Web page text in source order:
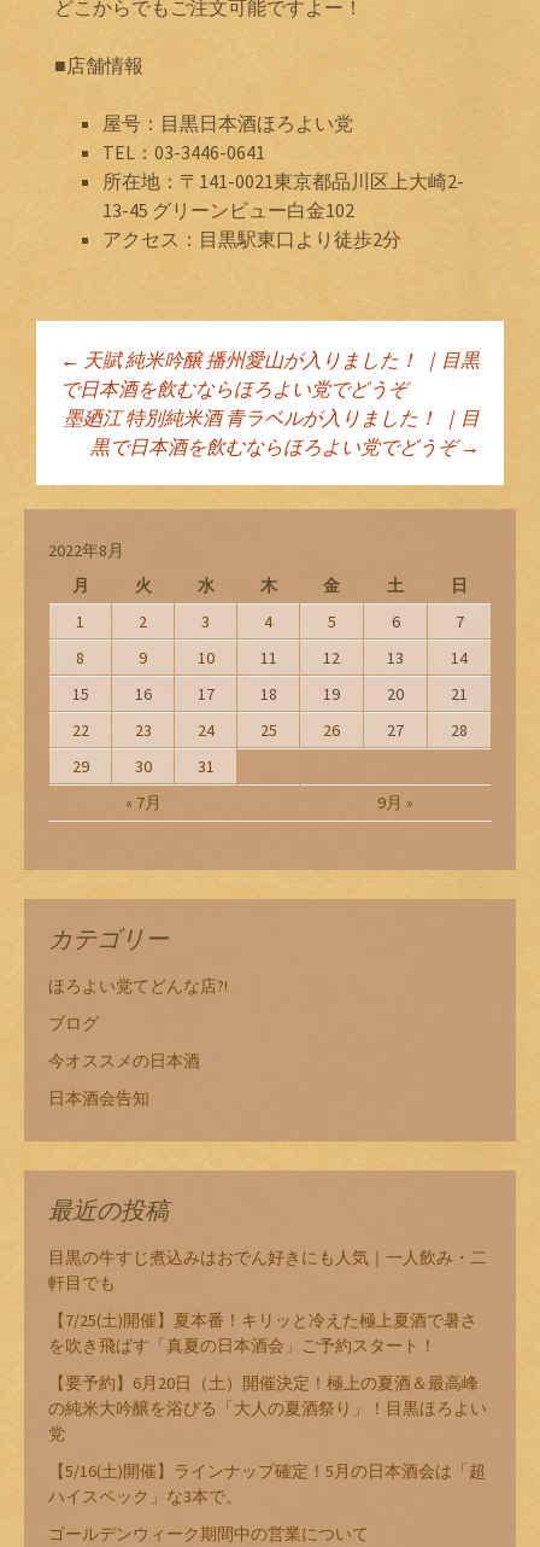
どこからでもご注文可能ですよー！
■店舗情報
屋号：目黒日本酒ほろよい党
TEL：03-3446-0641
所在地：〒141-0021東京都品川区上大崎2-
13-45 グリーンビュー白金102
アクセス：目黒駅東口より徒歩2分
投稿ナビゲーショ
ン
← 天賦 純米吟醸 播州愛山が入りました！ ｜目黒
で日本酒を飲むならほろよい党でどうぞ
墨廼江 特別純米酒 青ラベルが入りました！ ｜目
黒で日本酒を飲むならほろよい党でどうぞ→
2022年8月
月
火 水 木 金 土 日
« 7月 9月 »
1 2 3 4 5 6
7
8
9 10 11 12 13
14
15
16 17 18 19 20
21
22
23 24 25 26 27
28
29
30 31
カテゴリー
ほろよい党てどんな店?!
ブログ
今オススメの日本酒
日本酒会告知
最近の投稿
目黒の牛すじ煮込みはおでん好きにも人気｜一人飲み・二
軒目でも
【7/25(土)開催】夏本番！キリッと冷えた極上夏酒で暑さ
を吹き飛ばす「真夏の日本酒会」ご予約スタート！
【要予約】6月20日（土）開催決定！極上の夏酒＆最高峰
の純米大吟醸を浴びる「大人の夏酒祭り」！目黒ほろよい
党
【5/16(土)開催】ラインナップ確定！5月の日本酒会は「超
ハイスペック」な3本で。
ゴールデンウィーク期間中の営業について